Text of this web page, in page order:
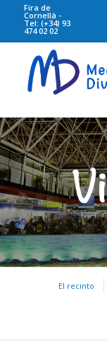
Fira de
Cornellà -
Tel: (+34) 93
474 02 02
El recinto